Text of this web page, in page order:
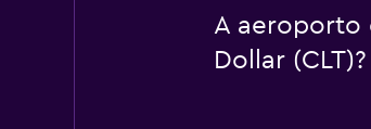
A aeroporto
Dollar (CLT)?